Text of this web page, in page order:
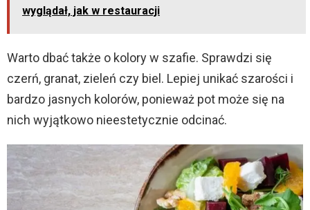
wyglądał, jak w restauracji
Warto dbać także o kolory w szafie. Sprawdzi się
czerń, granat, zieleń czy biel. Lepiej unikać szarości i
bardzo jasnych kolorów, ponieważ pot może się na
nich wyjątkowo nieestetycznie odcinać.